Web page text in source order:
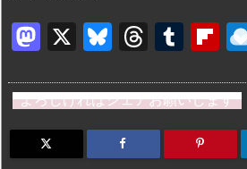
M
st
o
d
X
Bl
e
s
k
T
e
a
d
T
m
bl
r
Fl
b
o
ar
よろしければシェアお願いします